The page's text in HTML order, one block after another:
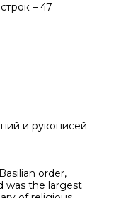
– 47
и рукописей
order,
was the largest